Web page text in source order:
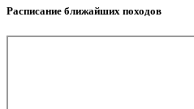
Расписание ближайших походов